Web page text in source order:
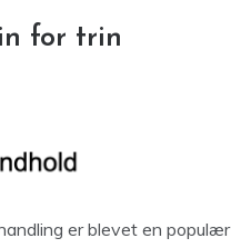
for trin
er blevet en populær